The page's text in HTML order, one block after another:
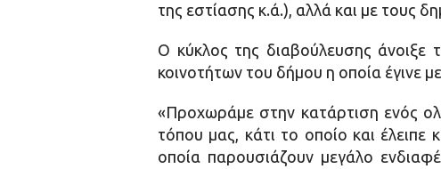
της εστίασης κ.ά.), αλλά και με τους
Ο κύκλος της διαβούλευσης
κοινοτήτων του δήμου η οποία
«Προχωράμε στην κατάρτιση ενός
τόπου μας, κάτι το οποίο και
οποία παρουσιάζουν μεγάλο